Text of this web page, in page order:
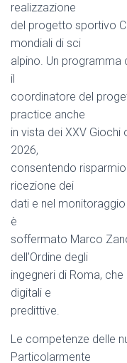
realizzazione
del progetto sportivo
mondiali di sci
alpino. Un programma
il
coordinatore del
practice anche
in vista dei XXV Giochi
2026,
consentendo
ricezione dei
dati e nel
è
soffermato Marco
dell’Ordine degli
ingegneri di Roma,
digitali e
predittive.
Le competenze delle
Particolarmente